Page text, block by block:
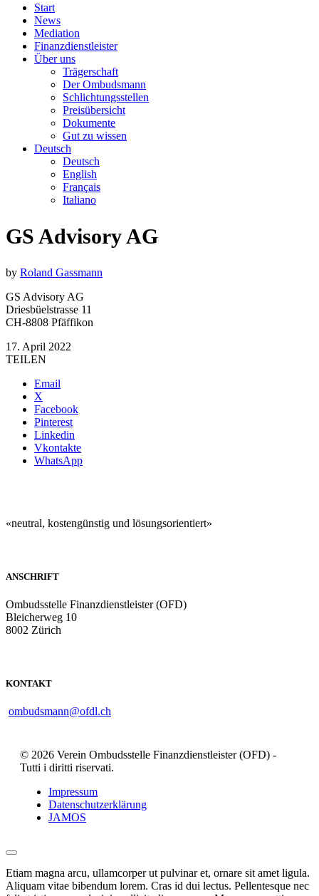
Start
News
Mediation
Finanzdienstleister
Über uns
Trägerschaft
Der Ombudsmann
Schlichtungsstellen
Preisübersicht
Dokumente
Gut zu wissen
Deutsch
Deutsch
English
Français
Italiano
GS Advisory AG
by Roland Gassmann
GS Advisory AG
Driesbüelstrasse 11
CH-8808 Pfäffikon
17. April 2022
TEILEN
Email
X
Facebook
Pinterest
Linkedin
Vkontakte
WhatsApp
«neutral, kostengünstig und lösungsorientiert»
ANSCHRIFT
Ombudsstelle Finanzdienstleister (OFD)
Bleicherweg 10
8002 Zürich
KONTAKT
ombudsmann@ofdl.ch
© 2026 Verein Ombudsstelle Finanzdienstleister (OFD) -
Tutti i diritti riservati.
Impressum
Datenschutzerklärung
JAMOS
Etiam magna arcu, ullamcorper ut pulvinar et, ornare sit amet ligula.
Aliquam vitae bibendum lorem. Cras id dui lectus. Pellentesque nec